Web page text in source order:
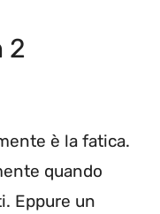
2
è la fatica.
quando
Eppure un